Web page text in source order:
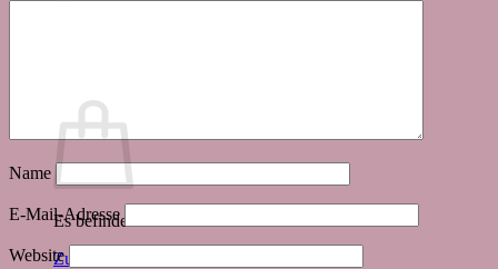
Es befinden sich keine Produkte im Warenkorb.
Zurück zum Shop
Name
E-Mail-Adresse
Website